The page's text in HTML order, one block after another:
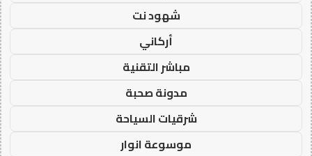
شهود نت
أركاني
مباشر التقنية
مدونة صحبة
شرقيات السياحة
موسوعة انوار